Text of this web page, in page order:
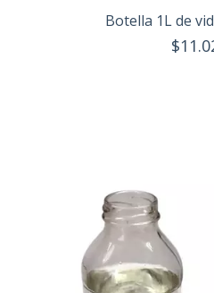
Botella 1L de